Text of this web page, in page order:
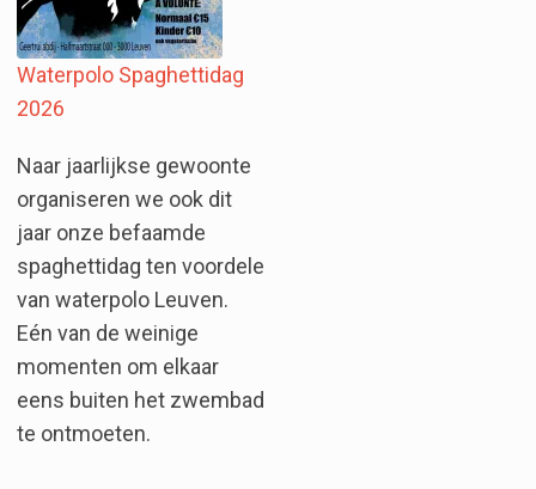
Waterpolo Spaghettidag
2026
Naar jaarlijkse gewoonte
organiseren we ook dit
jaar onze befaamde
spaghettidag ten voordele
van waterpolo Leuven.
Eén van de weinige
momenten om elkaar
eens buiten het zwembad
te ontmoeten.